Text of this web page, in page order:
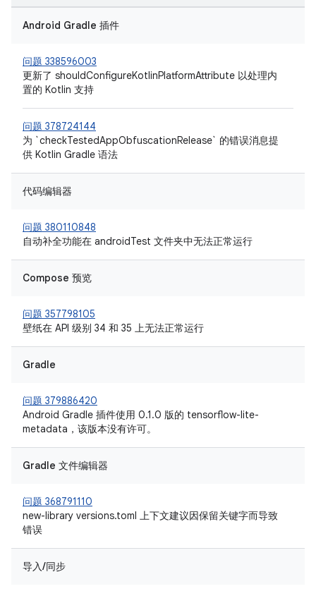
Android Gradle 插件
问题 338596003
更新了 shouldConfigureKotlinPlatformAttribute 以处理内
置的 Kotlin 支持
问题 378724144
为 `checkTestedAppObfuscationRelease` 的错误消息提
供 Kotlin Gradle 语法
代码编辑器
问题 380110848
自动补全功能在 androidTest 文件夹中无法正常运行
Compose 预览
问题 357798105
壁纸在 API 级别 34 和 35 上无法正常运行
Gradle
问题 379886420
Android Gradle 插件使用 0.1.0 版的 tensorflow-lite-
metadata，该版本没有许可。
Gradle 文件编辑器
问题 368791110
new-library versions.toml 上下文建议因保留关键字而导致
错误
导入/同步